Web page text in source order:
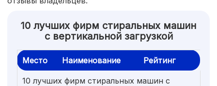
10 лучших фирм стиральных машин
с вертикальной загрузкой
Место Наименование Рейтинг
10 лучших фирм стиральных машин с